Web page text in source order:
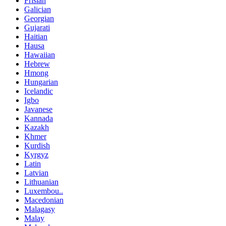
Galician
Georgian
Gujarati
Haitian
Hausa
Hawaiian
Hebrew
Hmong
Hungarian
Icelandic
Igbo
Javanese
Kannada
Kazakh
Khmer
Kurdish
Kyrgyz
Latin
Latvian
Lithuanian
Luxembou..
Macedonian
Malagasy
Malay